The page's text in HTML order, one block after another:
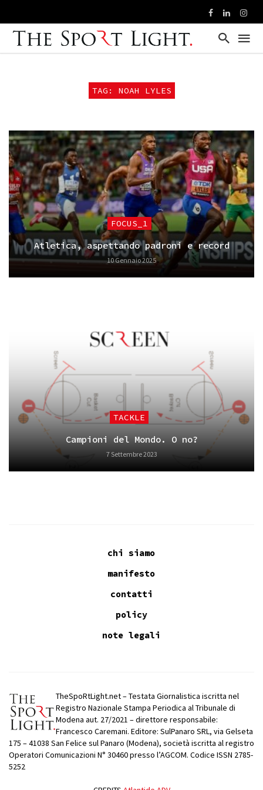
TAG: NOAH LYLES
FOCUS_1
Atletica, aspettando padroni e record
10 Gennaio 2025
TACKLE
Campioni del Mondo. O no?
7 Settembre 2023
chi siamo
manifesto
contatti
policy
note legali
TheSpoRtLight.net – Testata Giornalistica iscritta nel
Registro Nazionale Stampa Periodica al Tribunale di
Modena aut. 27/2021 – direttore responsabile:
Francesco Caremani. Editore: SulPanaro SRL, via Gelseta
175 – 41038 San Felice sul Panaro (Modena), società iscritta al registro
Operatori Comunicazioni N° 30460 presso l’AGCOM. Codice ISSN 2785-
5252